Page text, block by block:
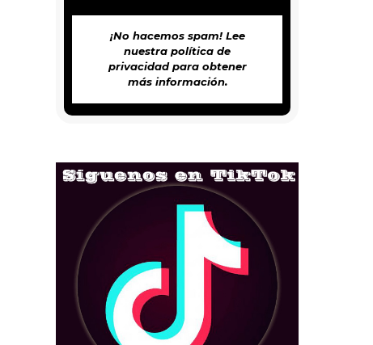
¡No hacemos spam! Lee
nuestra política de
privacidadpara obtener
más información.